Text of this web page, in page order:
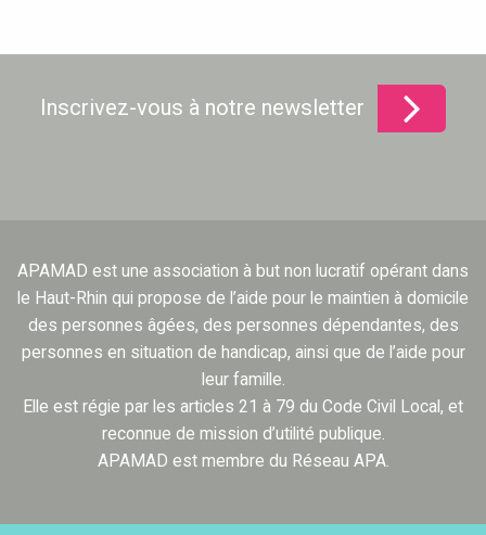
Inscrivez-vous à notre newsletter
APAMAD est une association à but non lucratif opérant dans
le Haut-Rhin qui propose de l’aide pour le maintien à domicile
des personnes âgées, des personnes dépendantes, des
personnes en situation de handicap, ainsi que de l’aide pour
leur famille.
Elle est régie par les articles 21 à 79 du Code Civil Local, et
reconnue de mission d’utilité publique.
APAMAD est membre du Réseau APA.